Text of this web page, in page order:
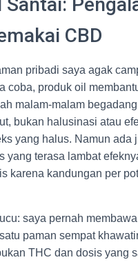
CBD
pribadi saya agak
coba, produk oil
malam-malam
bukan halusinasi atau
yang halus. Namun ada
yang terasa lambat
karena kandungan per
saya pernah
paman sempat
THC dan dosis yang